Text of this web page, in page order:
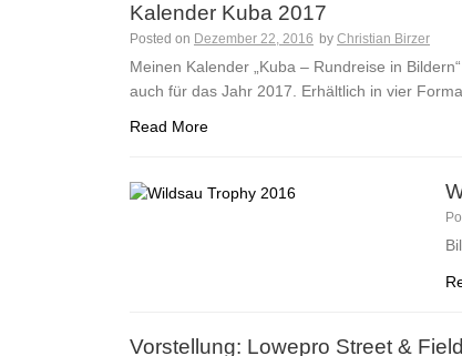
Kalender Kuba 2017
Posted on Dezember 22, 2016 by Christian Birzer
Meinen Kalender „Kuba – Rundreise in
auch für das Jahr 2017. Erhältlich in vier
Read More
Vorstellung: Lowepro Street &